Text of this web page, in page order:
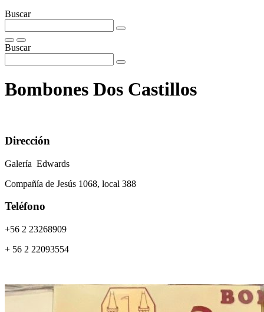
Buscar
Buscar
Bombones Dos Castillos
Dirección
Galería Edwards
Compañía de Jesús 1068, local 388
Teléfono
+56 2 23268909
+ 56 2 22093554